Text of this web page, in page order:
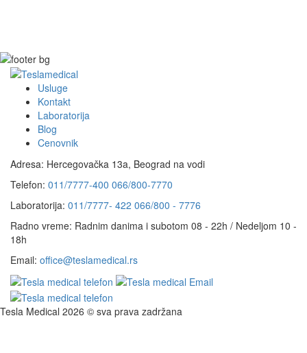
Usluge
Kontakt
Laboratorija
Blog
Cenovnik
Adresa: Hercegovačka 13a, Beograd na vodi
Telefon: 011/7777-400 066/800-7770
Laboratorija: 011/7777- 422 066/800 - 7776
Radno vreme: Radnim danima i subotom 08 - 22h / Nedeljom 10 -
18h
Email: office@teslamedical.rs
Tesla Medical 2026 © sva prava zadržana